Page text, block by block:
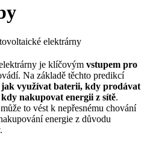
elektrárny
je klíčovým vstupem pro
Na základě těchto predikcí
využívat baterii, kdy prodávat
nakupovat energii z sítě.
to vést k nepřesnému chování
energie z důvodu